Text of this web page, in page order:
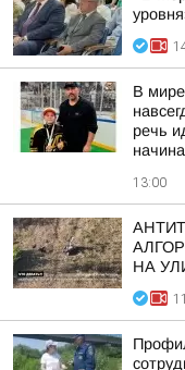
В
речь
13:00
НА